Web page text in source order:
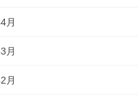
月
月
月